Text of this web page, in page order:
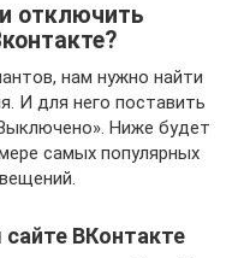
отключить
нам нужно найти
И для него поставить
Ниже будет
самых популярных
ВКонтакте